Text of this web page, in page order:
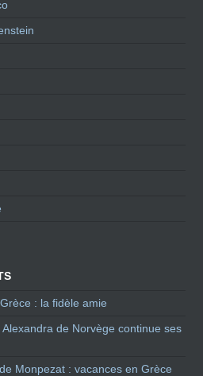
: la fidèle amie
Alexandra de Norvège continue ses
Monpezat : vacances en Grèce